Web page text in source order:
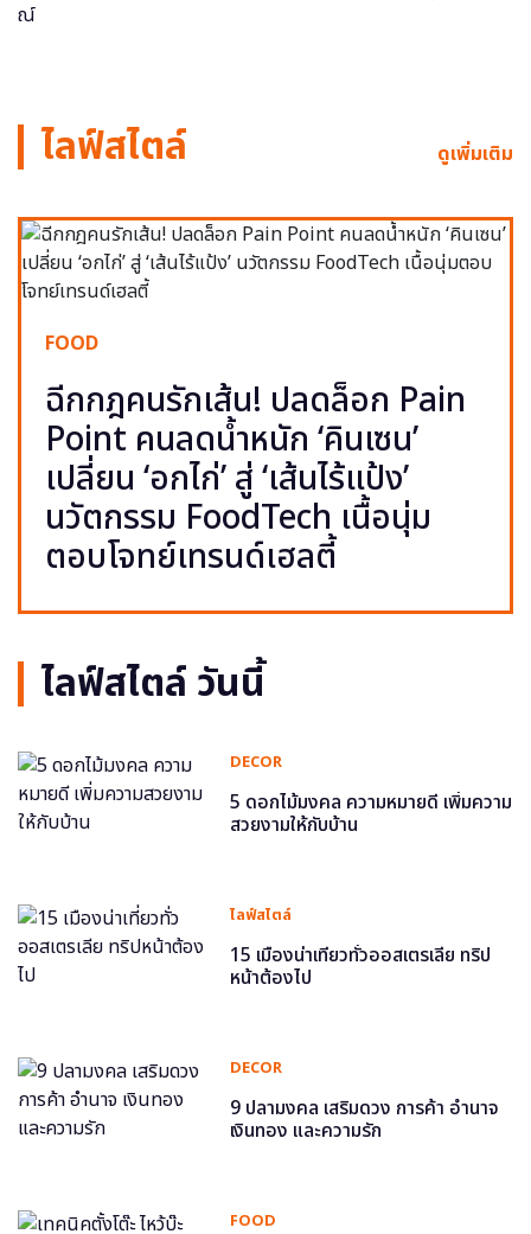
ไลฟ์สไตล์ ดูเพิ่มเติม
FOOD
ฉีกกฎคนรักเส้น! ปลดล็อก Pain
Point คนลดน้ำหนัก ‘คินเซน’
เปลี่ยน ‘อกไก่’ สู่ ‘เส้นไร้แป้ง’
นวัตกรรม FoodTech เนื้อนุ่ม
ตอบโจทย์เทรนด์เฮลตี้
ไลฟ์สไตล์ วันนี้
DECOR
5 ดอกไม้มงคล ความหมายดี เพิ่มความ
สวยงามให้กับบ้าน
ไลฟ์สไตล์
15 เมืองน่าเที่ยวทั่วออสเตรเลีย ทริป
หน้าต้องไป
DECOR
9 ปลามงคล เสริมดวง การค้า อำนาจ
เงินทอง และความรัก
FOOD